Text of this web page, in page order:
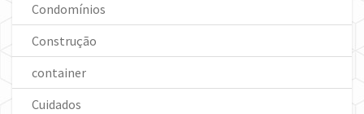
Condomínios
Construção
container
Cuidados